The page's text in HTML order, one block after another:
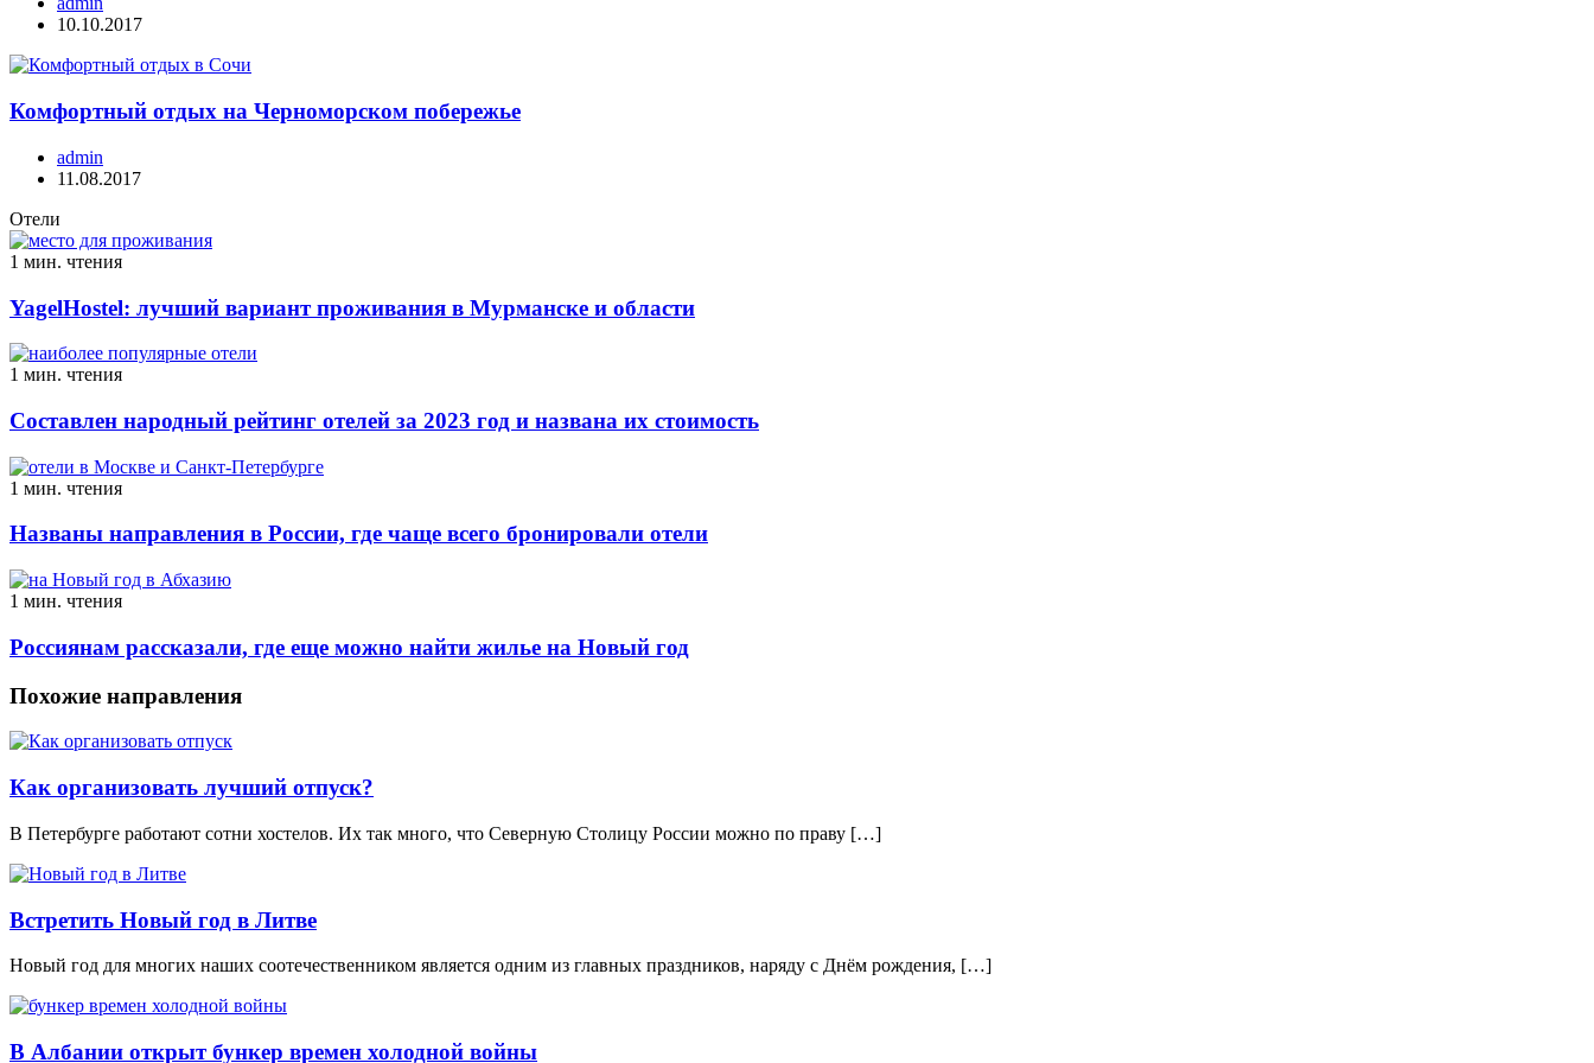
10.10.2017
Комфортный отдых на Черноморском побережье
admin
11.08.2017
Отели
1 мин. чтения
YagelHostel: лучший вариант проживания в Мурманске и области
1 мин. чтения
Составлен народный рейтинг отелей за 2023 год и названа их стоимость
1 мин. чтения
Названы направления в России, где чаще всего бронировали отели
1 мин. чтения
Россиянам рассказали, где еще можно найти жилье на Новый год
Похожие направления
Как организовать лучший отпуск?
В Петербурге работают сотни хостелов. Их так много, что Северную Столицу России можно по праву […]
Встретить Новый год в Литве
Новый год для многих наших соотечественником является одним из главных праздников, наряду с Днём рождения, […]
В Албании открыт бункер времен холодной войны